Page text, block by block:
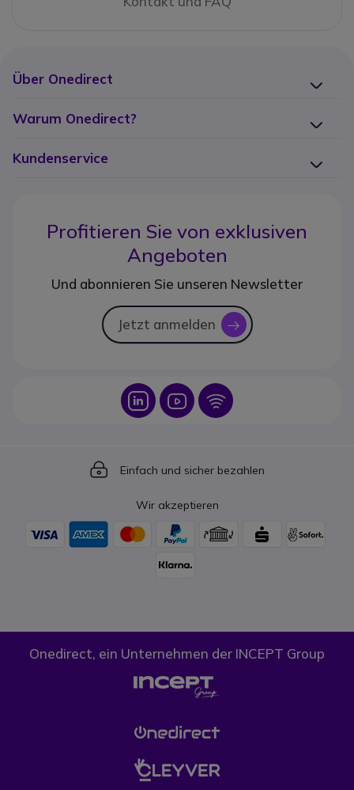
Über Onedirect
Warum Onedirect?
Kundenservice
Profitieren Sie von exklusiven
Angeboten
Und abonnieren Sie unseren Newsletter
Jetzt anmelden icon
Icon Icon Icon
Icon
Einfach und sicher bezahlen
Wir akzeptieren
Onedirect, ein Unternehmen der INCEPT Group